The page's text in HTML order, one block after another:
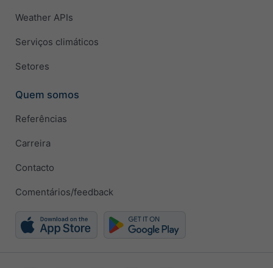
Weather APIs
Serviços climáticos
Setores
Quem somos
Referências
Carreira
Contacto
Comentários/feedback